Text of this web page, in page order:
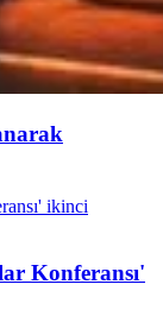
Konferansı'